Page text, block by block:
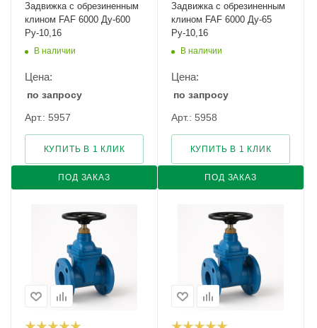
Задвижка с обрезиненным
клином FAF 6000 Ду-600
Ру-10,16
В наличии
Цена:
по запросу
Арт.: 5957
ПОД ЗАКАЗ
КУПИТЬ В 1 КЛИК
Задвижка с обрезиненным
клином FAF 6000 Ду-65
Ру-10,16
В наличии
Цена:
по запросу
Арт.: 5958
ПОД ЗАКАЗ
КУПИТЬ В 1 КЛИК